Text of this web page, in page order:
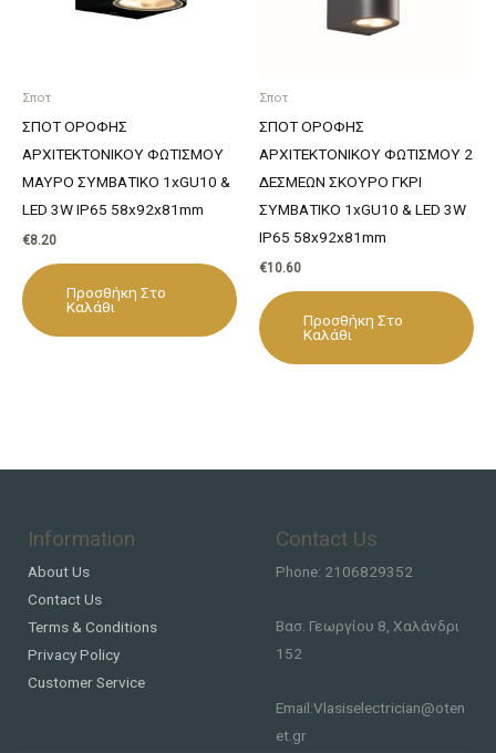
Σποτ
ΣΠΟΤ ΟΡΟΦΗΣ
ΑΡΧΙΤΕΚΤΟΝΙΚΟΥ ΦΩΤΙΣΜΟΥ
ΜΑΥΡΟ ΣΥΜΒΑΤΙΚΟ 1xGU10 &
LED 3W IP65 58x92x81mm
€8.20
Προσθήκη Στο
Καλάθι
Σποτ
ΣΠΟΤ ΟΡΟΦΗΣ
ΑΡΧΙΤΕΚΤΟΝΙΚΟΥ ΦΩΤΙΣΜΟΥ 2
ΔΕΣΜΕΩΝ ΣΚΟΥΡΟ ΓΚΡΙ
ΣΥΜΒΑΤΙΚΟ 1xGU10 & LED 3W
IP65 58x92x81mm
€10.60
Προσθήκη Στο
Καλάθι
Information
About Us
Contact Us
Terms & Conditions
Privacy Policy
Customer Service
Contact Us
Phone: 2106829352
Βασ. Γεωργίου 8, Χαλάνδρι
152
Email:Vlasiselectrician@oten
et.gr